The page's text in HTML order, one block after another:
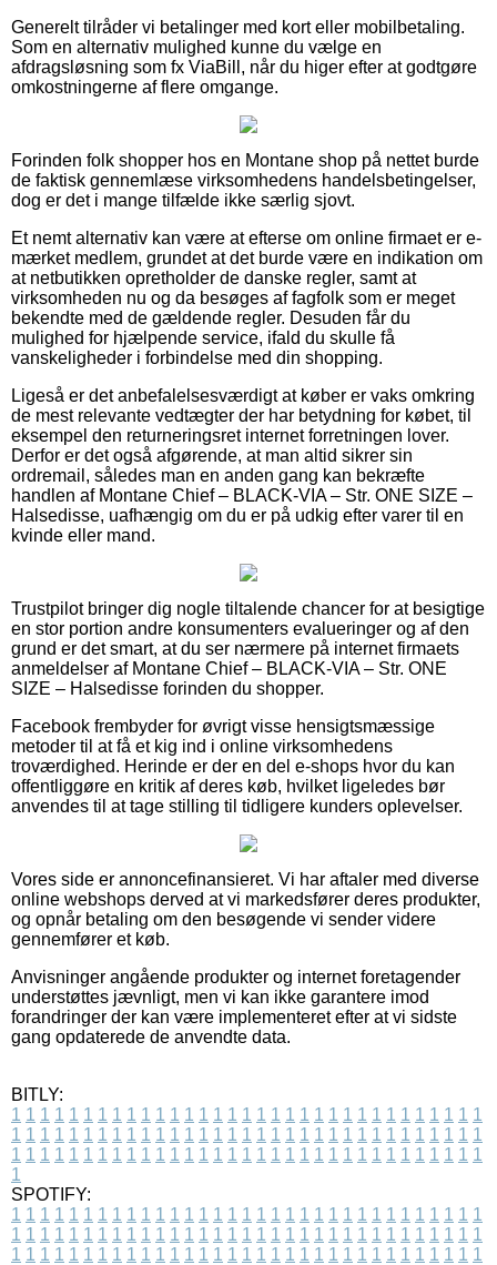
Generelt tilråder vi betalinger med kort eller mobilbetaling.
Som en alternativ mulighed kunne du vælge en
afdragsløsning som fx ViaBill, når du higer efter at godtgøre
omkostningerne af flere omgange.
Forinden folk shopper hos en Montane shop på nettet burde
de faktisk gennemlæse virksomhedens handelsbetingelser,
dog er det i mange tilfælde ikke særlig sjovt.
Et nemt alternativ kan være at efterse om online firmaet er e-
mærket medlem, grundet at det burde være en indikation om
at netbutikken opretholder de danske regler, samt at
virksomheden nu og da besøges af fagfolk som er meget
bekendte med de gældende regler. Desuden får du
mulighed for hjælpende service, ifald du skulle få
vanskeligheder i forbindelse med din shopping.
Ligeså er det anbefalelsesværdigt at køber er vaks omkring
de mest relevante vedtægter der har betydning for købet, til
eksempel den returneringsret internet forretningen lover.
Derfor er det også afgørende, at man altid sikrer sin
ordremail, således man en anden gang kan bekræfte
handlen af Montane Chief – BLACK-VIA – Str. ONE SIZE –
Halsedisse, uafhængig om du er på udkig efter varer til en
kvinde eller mand.
Trustpilot bringer dig nogle tiltalende chancer for at besigtige
en stor portion andre konsumenters evalueringer og af den
grund er det smart, at du ser nærmere på internet firmaets
anmeldelser af Montane Chief – BLACK-VIA – Str. ONE
SIZE – Halsedisse forinden du shopper.
Facebook frembyder for øvrigt visse hensigtsmæssige
metoder til at få et kig ind i online virksomhedens
troværdighed. Herinde er der en del e-shops hvor du kan
offentliggøre en kritik af deres køb, hvilket ligeledes bør
anvendes til at tage stilling til tidligere kunders oplevelser.
Vores side er annoncefinansieret. Vi har aftaler med diverse
online webshops derved at vi markedsfører deres produkter,
og opnår betaling om den besøgende vi sender videre
gennemfører et køb.
Anvisninger angående produkter og internet foretagender
understøttes jævnligt, men vi kan ikke garantere imod
forandringer der kan være implementeret efter at vi sidste
gang opdaterede de anvendte data.
BITLY:
1 1 1 1 1 1 1 1 1 1 1 1 1 1 1 1 1 1 1 1 1 1 1 1 1 1 1 1 1 1 1 1 1
1 1 1 1 1 1 1 1 1 1 1 1 1 1 1 1 1 1 1 1 1 1 1 1 1 1 1 1 1 1 1 1 1
1 1 1 1 1 1 1 1 1 1 1 1 1 1 1 1 1 1 1 1 1 1 1 1 1 1 1 1 1 1 1 1 1
1
SPOTIFY:
1 1 1 1 1 1 1 1 1 1 1 1 1 1 1 1 1 1 1 1 1 1 1 1 1 1 1 1 1 1 1 1 1
1 1 1 1 1 1 1 1 1 1 1 1 1 1 1 1 1 1 1 1 1 1 1 1 1 1 1 1 1 1 1 1 1
1 1 1 1 1 1 1 1 1 1 1 1 1 1 1 1 1 1 1 1 1 1 1 1 1 1 1 1 1 1 1 1 1